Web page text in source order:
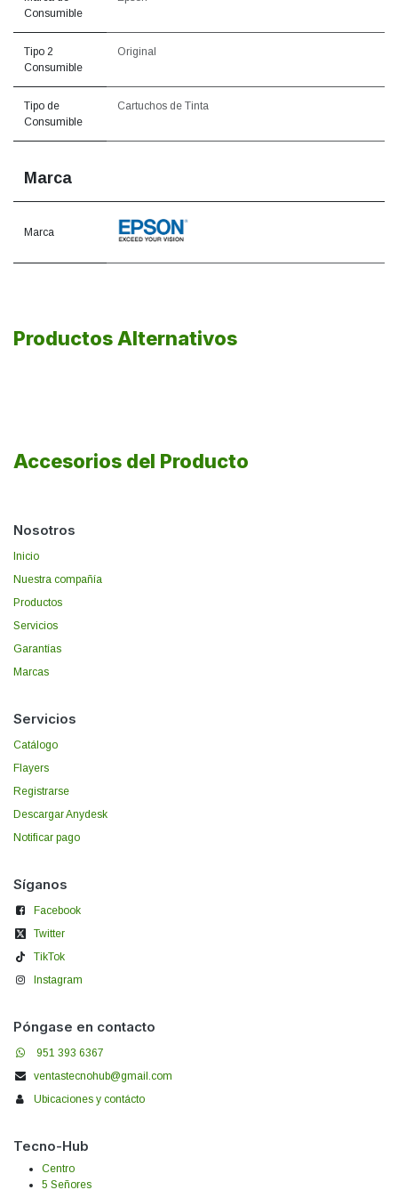
Consumible
Tipo 2
Consumible
Original
Tipo de
Consumible
Cartuchos de Tinta
Marca
Marca
Productos Alternativos
Accesorios del Producto
Nosotros
Inicio
Nuestra compañía
Productos
Servicios
Garantías
Marcas
Servicios
Catálogo
Flayers
Registrarse
Descargar Anydesk
Notificar pago
Síganos
Facebook
Twitter
TikTok
Instagram
Póngase en contacto
951 393 6367
ventastecnohub@gmail.com
Ubicaciones y contácto
Tecno-Hub
Centro
5 Señores